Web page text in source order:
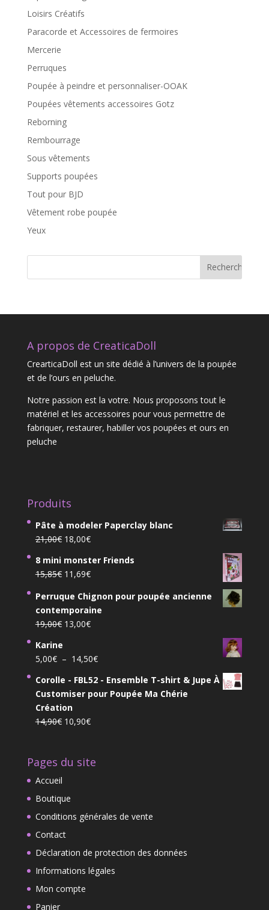
Loisirs Créatifs
Paracorde et Accessoires de fermoires
Mercerie
Perruques
Poupée à peindre et personnaliser-OOAK
Poupées vêtements accessoires Gotz
Reborning
Rembourrage
Sous vêtements
Supports poupées
Tout pour BJD
Vêtement robe poupée
Yeux
A propos de CreaticaDoll
CrearticaDoll est un site dédié à l’univers de la poupée
et de l’ours en peluche.
Notre passion est la votre. Nous proposons tout le
matériel et les accessoires pour vous permettre de
fabriquer, restaurer, habiller vos poupées et ours en
peluche
Produits
Pâte à modeler Paperclay blanc
21,00€ Le
initial
était :
21,00€.
18,00€Le
actuel
est :
18,00€.
8 mini monster Friends
15,85€ Le
initial
était :
15,85€.
11,69€Le
actuel
est :
11,69€.
Perruque Chignon pour poupée ancienne
contemporaine
19,00€ Le
était :
19,00€.
13,00€Le
est :
13,00€.
Karine
5,00€ – 14,50€Plage
prix :
5,00€
Corolle - FBL52 - Ensemble T-shirt & Jupe À
Customiser pour Poupée Ma Chérie
Création
14,90€ Le
était :
10,90€Le
est :
Pages du site
Accueil
Boutique
Conditions générales de vente
Contact
Déclaration de protection des données
Informations légales
Mon compte
Panier